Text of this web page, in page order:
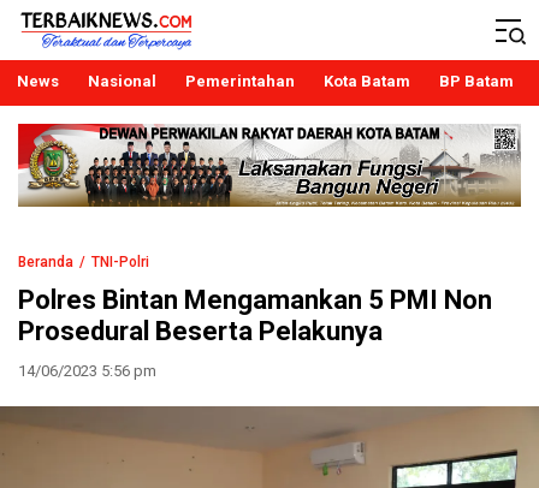
Terbaiknews
Teraktual dan Terpercaya
News Nasional Pemerintahan Kota Batam BP Batam
Beranda TNI-Polri
Polres Bintan Mengamankan 5 PMI Non
Prosedural Beserta Pelakunya
14/06/2023 5:56 pm